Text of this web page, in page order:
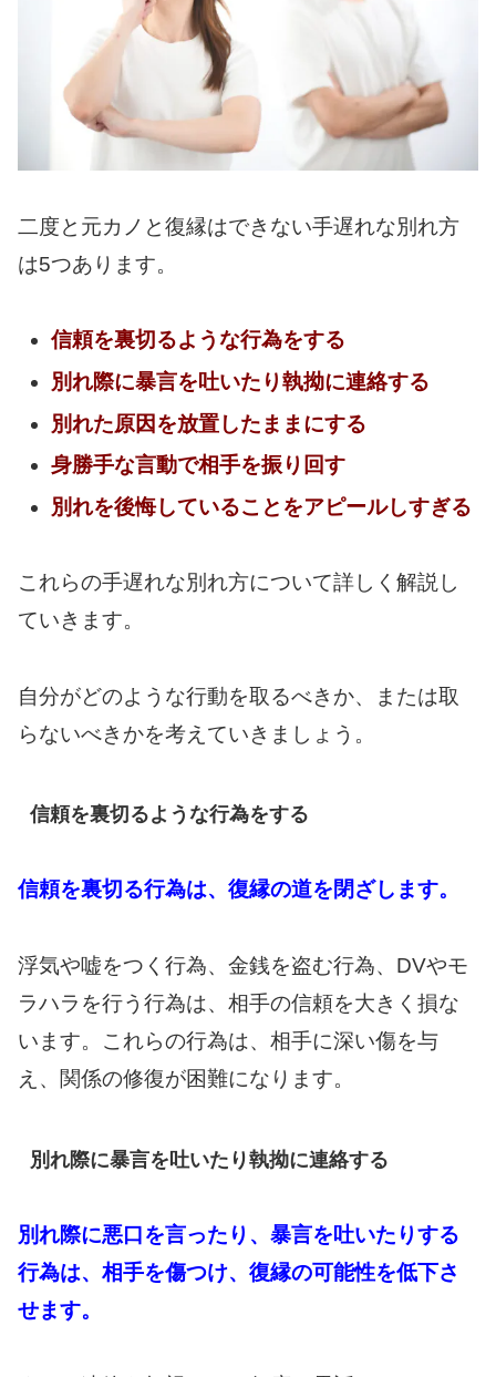
二度と元カノと復縁はできない手遅れな別れ方
は5つあります。
信頼を裏切るような行為をする
別れ際に暴言を吐いたり執拗に連絡する
別れた原因を放置したままにする
身勝手な言動で相手を振り回す
別れを後悔していることをアピールしすぎる
これらの手遅れな別れ方について詳しく解説し
ていきます。
自分がどのような行動を取るべきか、または取
らないべきかを考えていきましょう。
信頼を裏切るような行為をする
信頼を裏切る行為は、復縁の道を閉ざします。
浮気や嘘をつく行為、金銭を盗む行為、DVやモ
ラハラを行う行為は、相手の信頼を大きく損な
います。これらの行為は、相手に深い傷を与
え、関係の修復が困難になります。
別れ際に暴言を吐いたり執拗に連絡する
別れ際に悪口を言ったり、暴言を吐いたりする
行為は、相手を傷つけ、復縁の可能性を低下さ
せます。